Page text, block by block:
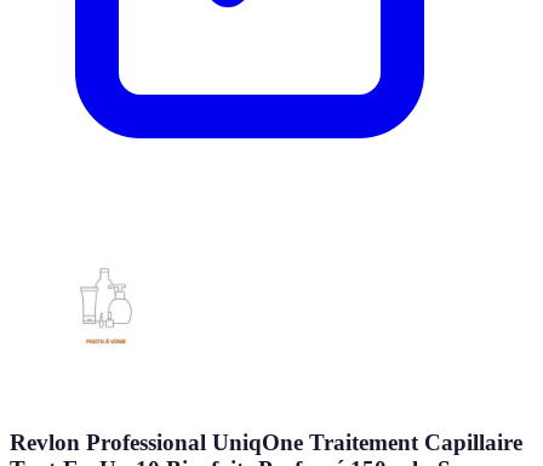
Revlon Professional UniqOne Traitement Capillaire